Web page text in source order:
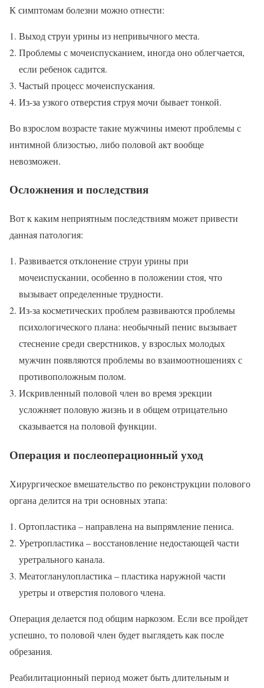
К симптомам болезни можно отнести:
Выход струи урины из непривычного места.
Проблемы с мочеиспусканием, иногда оно облегчается,
если ребенок садится.
Частый процесс мочеиспускания.
Из-за узкого отверстия струя мочи бывает тонкой.
Во взрослом возрасте такие мужчины имеют проблемы с
интимной близостью, либо половой акт вообще
невозможен.
Осложнения и последствия
Вот к каким неприятным последствиям может привести
данная патология:
Развивается отклонение струи урины при
мочеиспускании, особенно в положении стоя, что
вызывает определенные трудности.
Из-за косметических проблем развиваются проблемы
психологического плана: необычный пенис вызывает
стеснение среди сверстников, у взрослых молодых
мужчин появляются проблемы во взаимоотношениях с
противоположным полом.
Искривленный половой член во время эрекции
усложняет половую жизнь и в общем отрицательно
сказывается на половой функции.
Операция и послеоперационный уход
Хирургическое вмешательство по реконструкции полового
органа делится на три основных этапа:
Ортопластика – направлена на выпрямление пениса.
Уретропластика – восстановление недостающей части
уретрального канала.
Меатогланулопластика – пластика наружной части
уретры и отверстия полового члена.
Операция делается под общим наркозом. Если все пройдет
успешно, то половой член будет выглядеть как после
обрезания.
Реабилитационный период может быть длительным и